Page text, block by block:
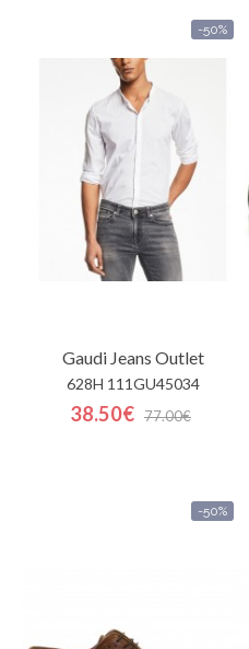
Quienes
somos
Contactos
-50%
Gaudi Jeans Outlet
628H 111GU45034
38.50€ 77.00€
-50%